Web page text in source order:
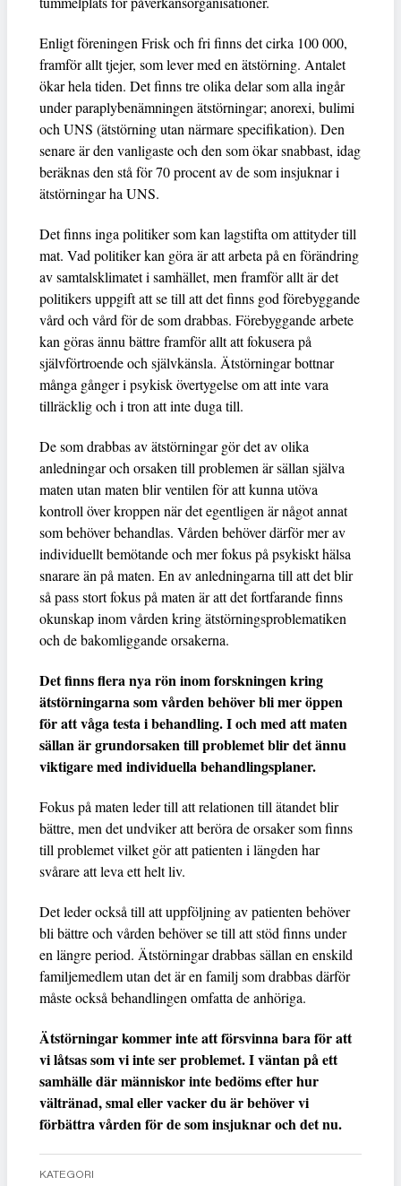
Enligt föreningen Frisk och fri finns det cirka 100 000,
framför allt tjejer, som lever med en ätstörning. Antalet
ökar hela tiden. Det finns tre olika delar som alla ingår
under paraplybenämningen ätstörningar; anorexi, bulimi
och UNS (ätstörning utan närmare specifikation). Den
senare är den vanligaste och den som ökar snabbast, idag
beräknas den stå för 70 procent av de som insjuknar i
ätstörningar ha UNS.
Det finns inga politiker som kan lagstifta om attityder till
mat. Vad politiker kan göra är att arbeta på en förändring
av samtalsklimatet i samhället, men framför allt är det
politikers uppgift att se till att det finns god förebyggande
vård och vård för de som drabbas. Förebyggande arbete
kan göras ännu bättre framför allt att fokusera på
självförtroende och självkänsla. Ätstörningar bottnar
många gånger i psykisk övertygelse om att inte vara
tillräcklig och i tron att inte duga till.
De som drabbas av ätstörningar gör det av olika
anledningar och orsaken till problemen är sällan själva
maten utan maten blir ventilen för att kunna utöva
kontroll över kroppen när det egentligen är något annat
som behöver behandlas. Vården behöver därför mer av
individuellt bemötande och mer fokus på psykiskt hälsa
snarare än på maten. En av anledningarna till att det blir
så pass stort fokus på maten är att det fortfarande finns
okunskap inom vården kring ätstörningsproblematiken
och de bakomliggande orsakerna.
Det finns flera nya rön inom forskningen kring
ätstörningarna som vården behöver bli mer öppen
för att våga testa i behandling. I och med att maten
sällan är grundorsaken till problemet blir det ännu
viktigare med individuella behandlingsplaner.
Fokus på maten leder till att relationen till ätandet blir
bättre, men det undviker att beröra de orsaker som finns
till problemet vilket gör att patienten i längden har
svårare att leva ett helt liv.
Det leder också till att uppföljning av patienten behöver
bli bättre och vården behöver se till att stöd finns under
en längre period. Ätstörningar drabbas sällan en enskild
familjemedlem utan det är en familj som drabbas därför
måste också behandlingen omfatta de anhöriga.
Ätstörningar kommer inte att försvinna bara för att
vi låtsas som vi inte ser problemet. I väntan på ett
samhälle där människor inte bedöms efter hur
vältränad, smal eller vacker du är behöver vi
förbättra vården för de som insjuknar och det nu.
KATEGORI